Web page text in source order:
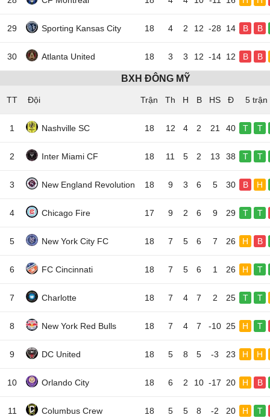
29 Sporting Kansas City 18 4 2 12 -28 14 B B
30 Atlanta United 18 3 3 12 -14 12 B B
BXH ĐÔNG MỸ
TT Đội 5 trận
1 Nashville SC 18 12 4 2 21 40 T T
2 Inter Miami CF 18 11 5 2 13 38 T T
3 New England Revolution 18 9 3 6 5 30 B H
4 Chicago Fire 17 9 2 6 9 29 T T
5 New York City FC 18 7 5 6 7 26 H B
6 FC Cincinnati 18 7 5 6 1 26 H T
7 Charlotte 18 7 4 7 2 25 T T
8 New York Red Bulls 18 7 4 7 -10 25 H T
9 DC United 18 5 8 5 -3 23 H H
10 Orlando City 18 6 2 10 -17 20 H B
11 Columbus Crew 18 5 5 8 -2 20 H T